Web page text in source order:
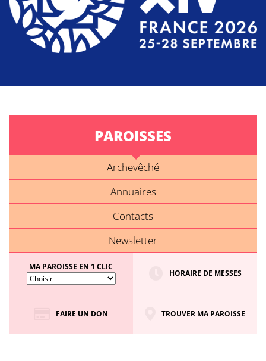
PAROISSES
Archevêché
Annuaires
Contacts
Newsletter
MA PAROISSE EN 1 CLIC
HORAIRE DE MESSES
FAIRE UN DON TROUVER MA PAROISSE